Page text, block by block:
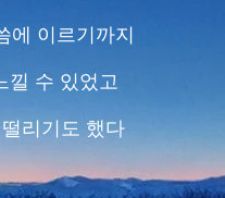
에 이르기까지
낄 수 있었고
리기도 했다
음 깊은 곳에